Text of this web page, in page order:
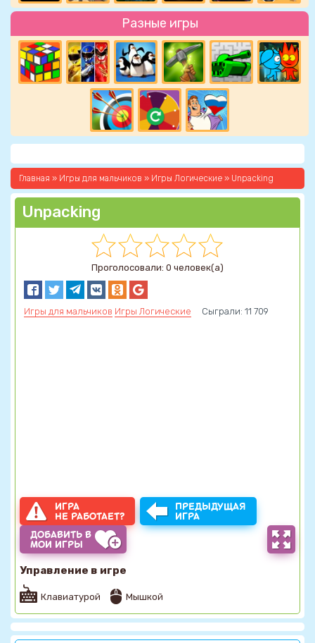
Разные игры
Главная » Игры для мальчиков » Игры Логические » Unpacking
Unpacking
Проголосовали: 0 человек(а)
Игры для мальчиков Игры Логические Сыграли: 11 709
ИГРА
НЕ РАБОТАЕТ?
ПРЕДЫДУЩАЯ
ИГРА
ДОБАВИТЬ В
МОИ ИГРЫ
Управление в игре
Клавиатурой Мышкой